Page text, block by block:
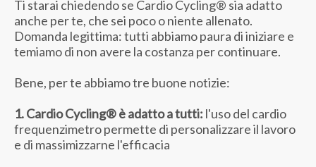
Ti starai chiedendo se Cardio Cycling® sia adatto
anche per te, che sei poco o niente allenato.
Domanda legittima: tutti abbiamo paura di iniziare e
temiamo di non avere la costanza per continuare.
Bene, per te abbiamo tre buone notizie:
1. Cardio Cycling® è adatto a tutti: l'uso del cardio
frequenzimetro permette di personalizzare il lavoro
e di massimizzarne l'efficacia